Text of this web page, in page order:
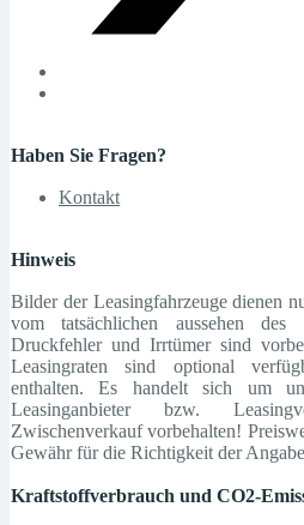
Haben Sie Fragen?
Kontakt
Hinweis
Bilder der Leasingfahrzeuge dienen
vom tatsächlichen aussehen des
Druckfehler und Irrtümer sind
Leasingraten sind optional
enthalten. Es handelt sich um
Leasinganbieter bzw.
Zwischenverkauf vorbehalten!
Gewähr für die Richtigkeit der
Kraftstoffverbrauch und CO2-